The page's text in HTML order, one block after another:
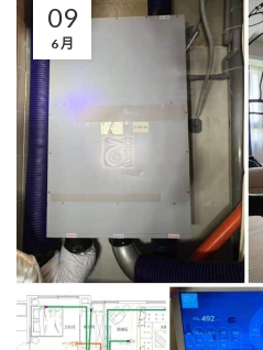
09
6 月